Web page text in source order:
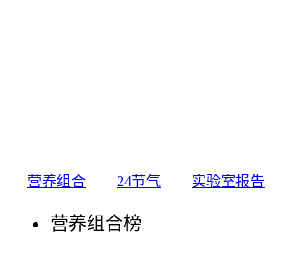
营养组合 24节气 实验室报告
营养组合榜